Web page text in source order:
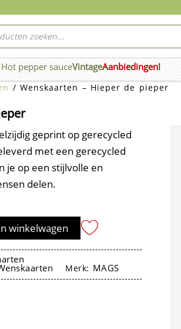
Wierook
Hot pepper sauceVintageAanbiedingen!
/ Wenskaarten – Hieper de pieper
geprint op gerecycled
met een gerecycled
je op een stijlvolle en
delen.
winkelwagen
Merk: MAGS